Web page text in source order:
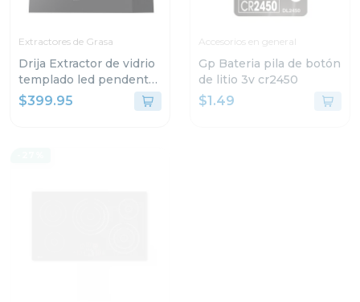
Extractores de Grasa
Drija Extractor de vidrio
templado led pendente
90
$399.95
Accesorios en general
Gp Bateria pila de botón
de litio 3v cr2450
$1.49